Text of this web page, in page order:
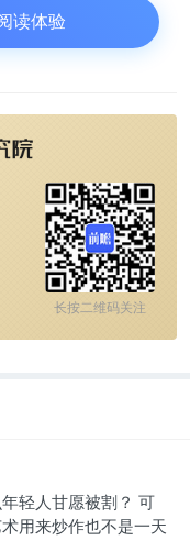
。
超话下则有1.1亿
熊似乎经历过一番
称呼，做积木熊开
面上的价格也水涨
都在涨，涨幅在
读体验
长按二维码关注
轻人甘愿被割？ 可
用来炒作也不是一天